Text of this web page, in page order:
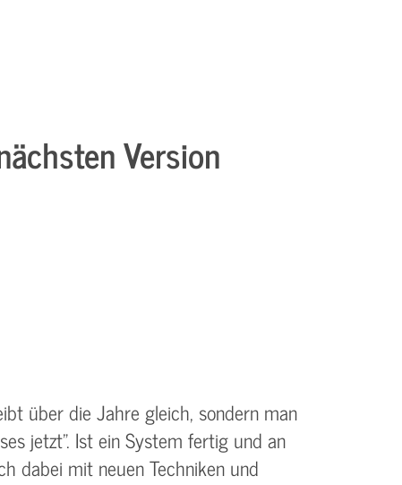
Version
über die Jahre gleich, sondern man
jetzt". Ist ein System fertig und an
dabei mit neuen Techniken und